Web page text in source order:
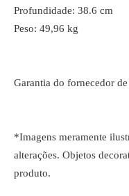
Profundidade: 38.6 cm
Peso: 49,96 kg
Garantia do fornecedor de
*Imagens meramente
alterações. Objetos
produto.